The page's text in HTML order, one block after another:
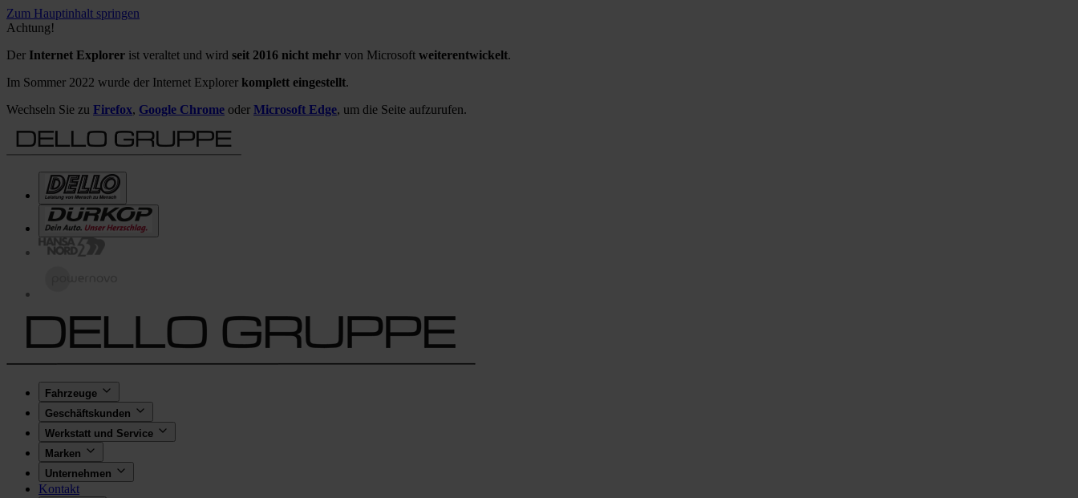
Zum Hauptinhalt springen
Achtung!
Der Internet Explorer ist veraltet und wird seit 2016 nicht mehr von Microsoft weiterentwickelt.
Im Sommer 2022 wurde der Internet Explorer komplett eingestellt.
Wechseln Sie zu Firefox, Google Chrome oder Microsoft Edge, um die Seite aufzurufen.
Fahrzeuge
Geschäftskunden
Werkstatt und Service
Marken
Unternehmen
Kontakt